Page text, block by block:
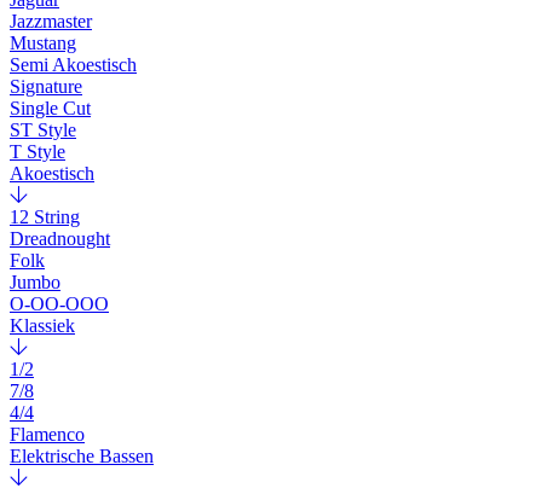
Jazzmaster
Mustang
Semi Akoestisch
Signature
Single Cut
ST Style
T Style
Akoestisch
12 String
Dreadnought
Folk
Jumbo
O-OO-OOO
Klassiek
1/2
7/8
4/4
Flamenco
Elektrische Bassen